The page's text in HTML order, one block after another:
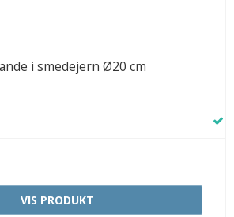
i smedejern Ø20 cm
VIS PRODUKT